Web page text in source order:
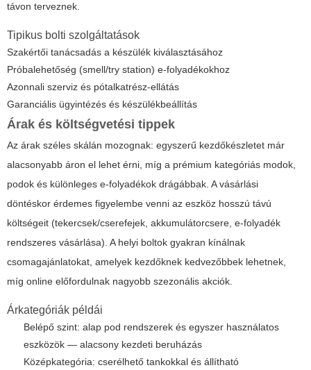
távon terveznek.
Tipikus bolti szolgáltatások
Szakértői tanácsadás a készülék kiválasztásához
Próbalehetőség (smell/try station) e-folyadékokhoz
Azonnali szerviz és pótalkatrész-ellátás
Garanciális ügyintézés és készülékbeállítás
Árak és költségvetési tippek
Az árak széles skálán mozognak: egyszerű kezdőkészletet már
alacsonyabb áron el lehet érni, míg a prémium kategóriás modok,
podok és különleges e-folyadékok drágábbak. A vásárlási
döntéskor érdemes figyelembe venni az eszköz hosszú távú
költségeit (tekercsek/cserefejek, akkumulátorcsere, e-folyadék
rendszeres vásárlása). A helyi boltok gyakran kínálnak
csomagajánlatokat, amelyek kezdőknek kedvezőbbek lehetnek,
míg online előfordulnak nagyobb szezonális akciók.
Árkategóriák példái
Belépő szint: alap pod rendszerek és egyszer használatos
eszközök — alacsony kezdeti beruházás
Középkategória: cserélhető tankokkal és állítható